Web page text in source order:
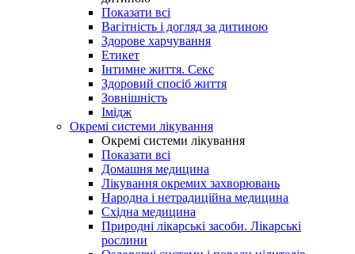
Показати всі
Вагітність і догляд за дитиною
Здорове харчування
Етикет
Інтимне життя. Секс
Здоровий спосіб життя
Зовнішність
Імідж
Окремі системи лікування
Окремі системи лікування
Показати всі
Домашня медицина
Лікування окремих захворювань
Народна і нетрадиційна медицина
Східна медицина
Природні лікарські засоби. Лікарські
рослини